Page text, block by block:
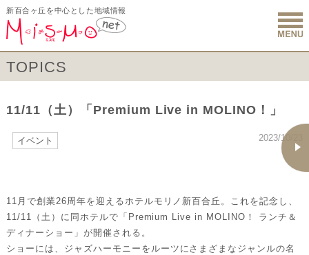
新百合ヶ丘を中心とした地域情報
新百合ヶ
TOPICS
11/11（土）「Premium Live in MOLINO！」
2023/10/23
イベント
11月で創業26周年を迎えるホテルモリノ新百合丘。これを記念し、
11/11（土）に同ホテルで「Premium Live in MOLINO！ ランチ＆
ディナーショー」が開催される。
ショーには、ジャズハーモニーをルーツにさまざまなジャンルの名